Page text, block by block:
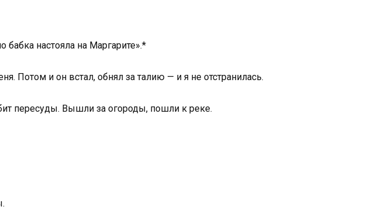
настояла на Маргарите».*
Потом и он встал, обнял за талию — и я не отстранилась.
пересуды. Вышли за огороды, пошли к реке.